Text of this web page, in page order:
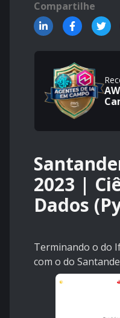
Compartilhe
2023 |
Dados
Terminando o do
com o do